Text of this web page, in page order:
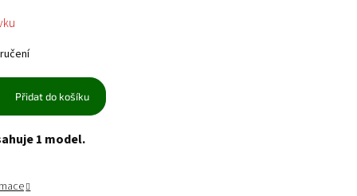
Přidat do košíku
1 model.